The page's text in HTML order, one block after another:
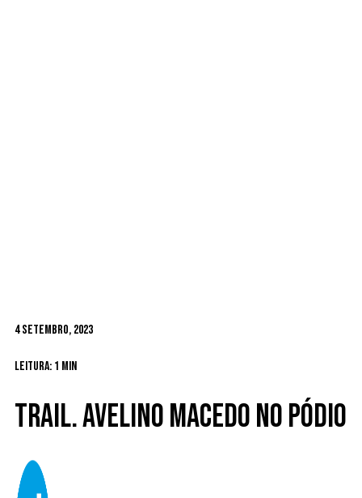
4 Setembro, 2023
Leitura: 1 min
Trail. Avelino Macedo no pódio